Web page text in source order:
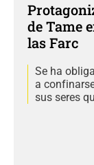
de Tame
las Farc
Se ha
a
sus seres